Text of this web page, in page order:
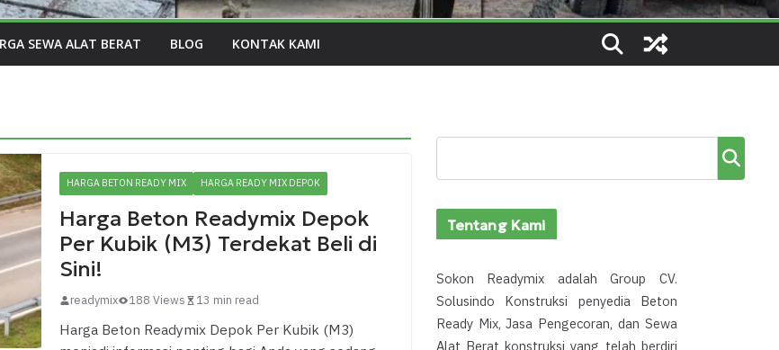
SEWA ALAT BERAT BLOG KONTAK KAMI
HARGA BETON READY MIX HARGA READY MIX DEPOK
Harga Beton Readymix Depok
Per Kubik (M3) Terdekat Beli di
Sini!
readymix 188 Views 13 min read
Harga Beton Readymix Depok Per Kubik (M3)
Cari
Tentang Kami
Sokon Readymix adalah Group CV.
Solusindo Konstruksi penyedia Beton
Ready Mix, Jasa Pengecoran, dan Sewa